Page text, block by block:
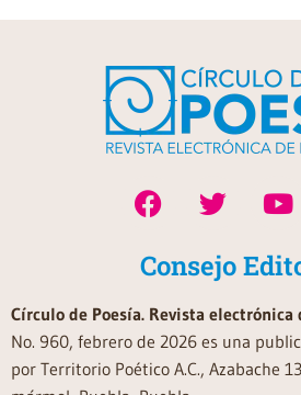
Consejo
Círculo de Poesía. Revista
No. 960, febrero de 2026 es una
por Territorio Poético A.C., Azabache